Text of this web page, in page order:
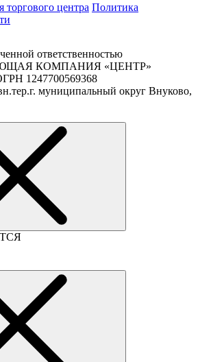
центра Политика
ответственностью
КОМПАНИЯ «ЦЕНТР»
1247700569368
муниципальный округ Внуково,